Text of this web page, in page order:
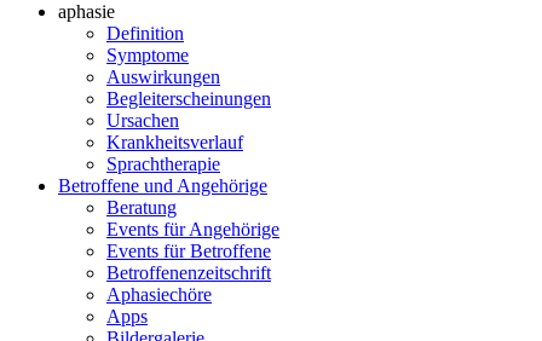
aphasie
Definition
Symptome
Auswirkungen
Begleiterscheinungen
Ursachen
Krankheitsverlauf
Sprachtherapie
Betroffene und Angehörige
Beratung
Events für Angehörige
Events für Betroffene
Betroffenenzeitschrift
Aphasiechöre
Apps